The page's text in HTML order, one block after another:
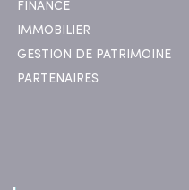
FINANCE
IMMOBILIER
GESTION DE PATRIMOINE
PARTENAIRES